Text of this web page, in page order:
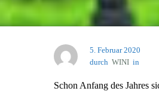
5. Februar 2020
durch WINI in
Schon Anfang des Jahres